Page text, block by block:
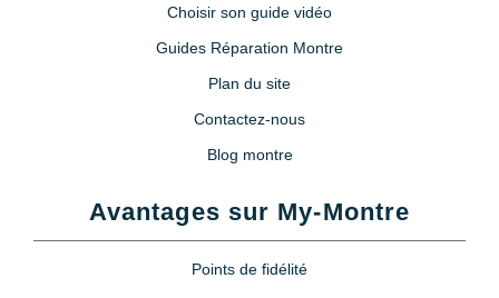
Choisir son guide vidéo
Guides Réparation Montre
Plan du site
Contactez-nous
Blog montre
Avantages sur My-Montre
Points de fidélité